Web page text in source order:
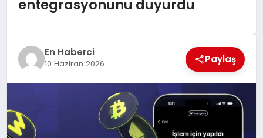
TEKNOLOJI
DÜNYA
EĞITIM
entegrasyonunu duyurdu
En Haberci
10 Haziran 2026 Paylaş